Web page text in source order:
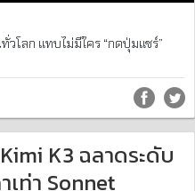
โลก แทบไม่มีใคร “กดปุ่มแชร์”
K3 ฉลาดระดับ
เท่า Sonnet